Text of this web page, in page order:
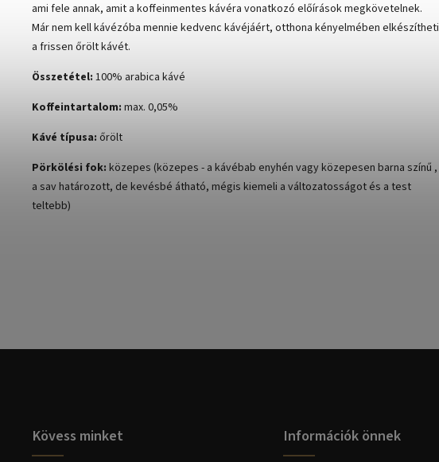
ami fele annak, amit a koffeinmentes kávéra vonatkozó előírások megkövetelnek.
Már nem kell kávézóba mennie kedvenc kávéjáért, otthona kényelmében elkészítheti
a frissen őrölt kávét.
Összetétel: 100% arabica kávé
Koffeintartalom: max. 0,05%
Kávé típusa: őrölt
Pörkölési fok: közepes (közepes - a kávébab enyhén vagy közepesen barna színű ,
a sav határozott, de kevésbé átható, mégis kiemeli a változatosságot és a test
teltebb)
Kövess minket Információk önnek